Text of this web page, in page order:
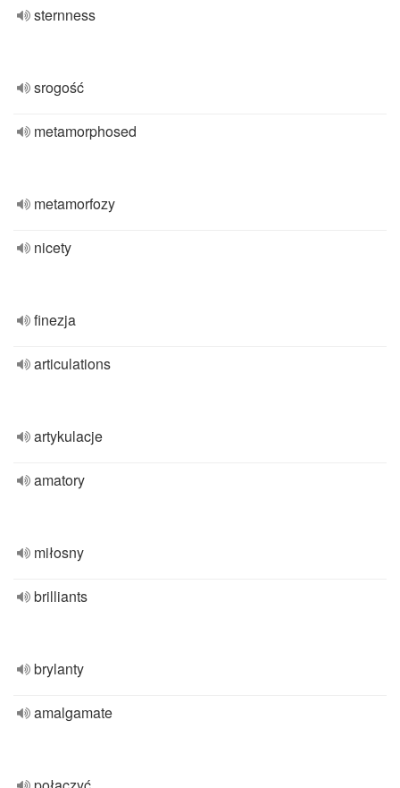
sternness
srogość
metamorphosed
metamorfozy
nicety
finezja
articulations
artykulacje
amatory
miłosny
brilliants
brylanty
amalgamate